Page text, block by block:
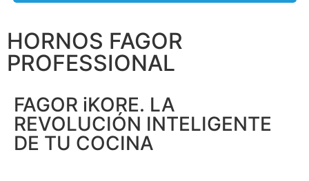
HORNOS FAGOR
PROFESSIONAL
FAGOR iKORE. LA
REVOLUCIÓN INTELIGENTE
DE TU COCINA